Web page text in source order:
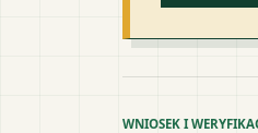
WNIOSEK I